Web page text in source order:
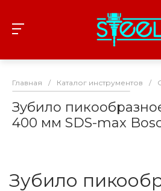
Главная / Каталог инструментов /
Зубило
400 мм SDS-max
Зубило